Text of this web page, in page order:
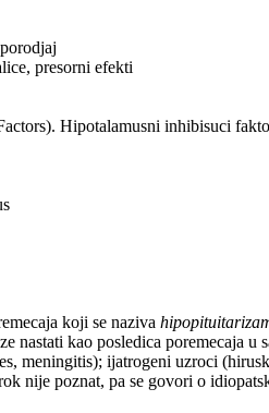
presorni efekti
Hipotalamusni inhibisuci
koji se naziva
nastati kao posledica poremecaja
meningitis); ijatrogeni uzroci
nije poznat, pa se govori o